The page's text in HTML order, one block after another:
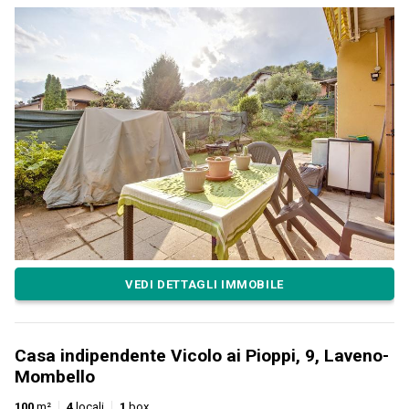
VEDI DETTAGLI IMMOBILE
Casa indipendente Vicolo ai Pioppi, 9, Laveno-
Mombello